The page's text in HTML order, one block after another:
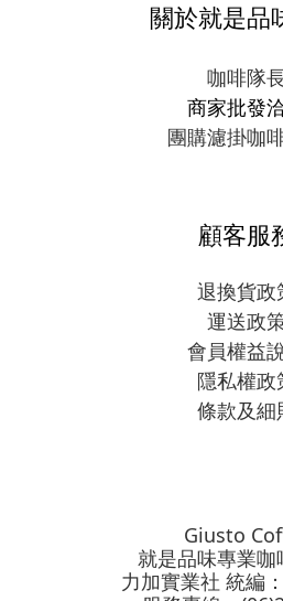
關於就是品
咖啡隊
商家批發
團購濾掛咖
顧客服
退換貨政
運送政
會員權益
隱私權政
條款及細
Giusto
就是品味專業咖
力加實業社 統編